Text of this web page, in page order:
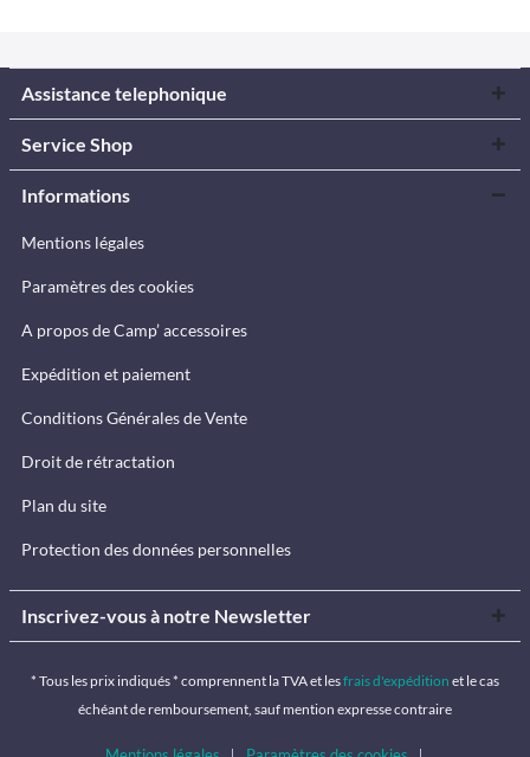
Assistance telephonique
Service Shop
Informations
Mentions légales
Paramètres des cookies
A propos de Camp’ accessoires
Expédition et paiement
Conditions Générales de Vente
Droit de rétractation
Plan du site
Protection des données personnelles
Inscrivez-vous à notre Newsletter
* Tous les prix indiqués * comprennent la TVA et lesfrais d'expédition et le cas
échéant de remboursement, sauf mention expresse contraire